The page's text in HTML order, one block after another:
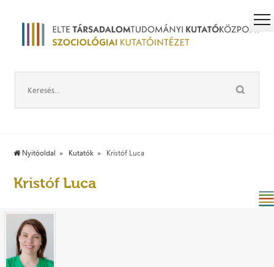
Nyitóoldal Kutatók Kristóf Luca
Kristóf Luca